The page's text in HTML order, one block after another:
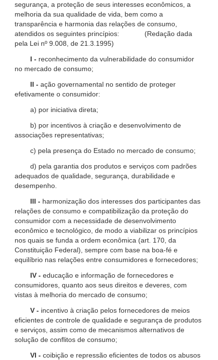
segurança, a proteção de seus interesses econômicos, a
melhoria da sua qualidade de vida, bem como a
transparência e harmonia das relações de consumo,
atendidos os seguintes princípios: (Redação dada
pela Lei nº 9.008, de 21.3.1995)
I - reconhecimento da vulnerabilidade do consumidor
no mercado de consumo;
II - ação governamental no sentido de proteger
efetivamente o consumidor:
a) por iniciativa direta;
b) por incentivos à criação e desenvolvimento de
associações representativas;
c) pela presença do Estado no mercado de consumo;
d) pela garantia dos produtos e serviços com padrões
adequados de qualidade, segurança, durabilidade e
desempenho.
III - harmonização dos interesses dos participantes das
relações de consumo e compatibilização da proteção do
consumidor com a necessidade de desenvolvimento
econômico e tecnológico, de modo a viabilizar os princípios
nos quais se funda a ordem econômica (art. 170, da
Constituição Federal), sempre com base na boa-fé e
equilíbrio nas relações entre consumidores e fornecedores;
IV - educação e informação de fornecedores e
consumidores, quanto aos seus direitos e deveres, com
vistas à melhoria do mercado de consumo;
V - incentivo à criação pelos fornecedores de meios
eficientes de controle de qualidade e segurança de produtos
e serviços, assim como de mecanismos alternativos de
solução de conflitos de consumo;
VI - coibição e repressão eficientes de todos os abusos